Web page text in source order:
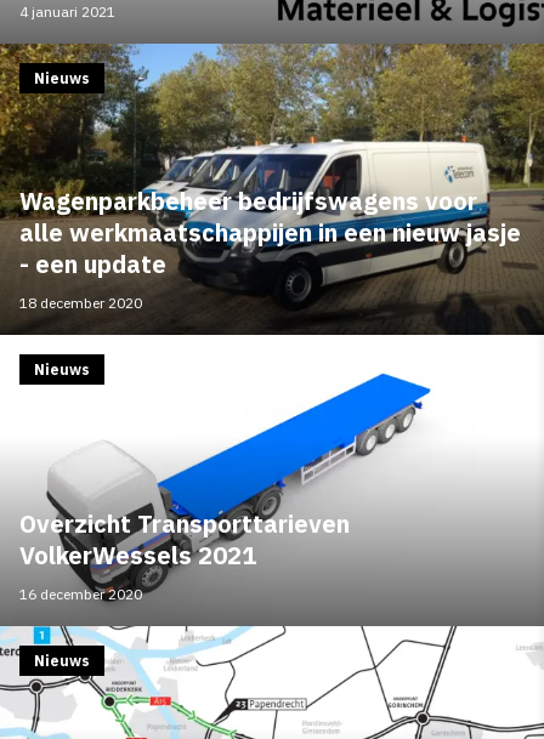
4 januari 2021
Wagenparkbeheer bedrijfswagens voor
alle werkmaatschappijen in een nieuw jasje
- een update
Nieuws
18 december 2020
Overzicht Transporttarieven
VolkerWessels 2021
Nieuws
16 december 2020
Nieuws